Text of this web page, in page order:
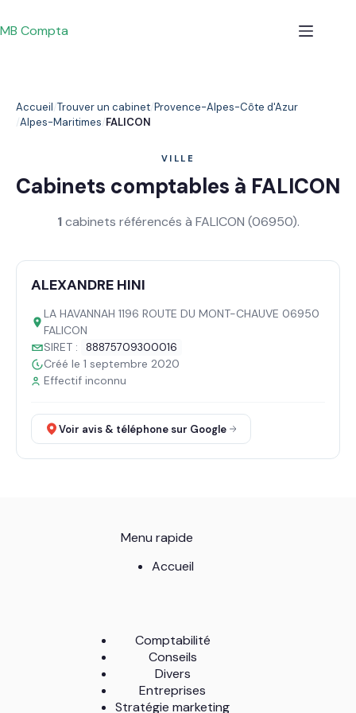
au
contenu
MB Compta
Accueil Trouver un cabinet Provence-Alpes-Côte d'Azur
Alpes-Maritimes FALICON
VILLE
Cabinets comptables à FALICON
1cabinets référencés à FALICON (06950).
ALEXANDRE HINI
LA HAVANNAH 1196 ROUTE DU MONT-CHAUVE 06950
FALICON
SIRET :
88875709300016
Créé le 1 septembre 2020
Effectif inconnu
Voir avis & téléphone sur Google
Menu rapide
Accueil
Comptabilité
Conseils
Divers
Entreprises
Stratégie marketing